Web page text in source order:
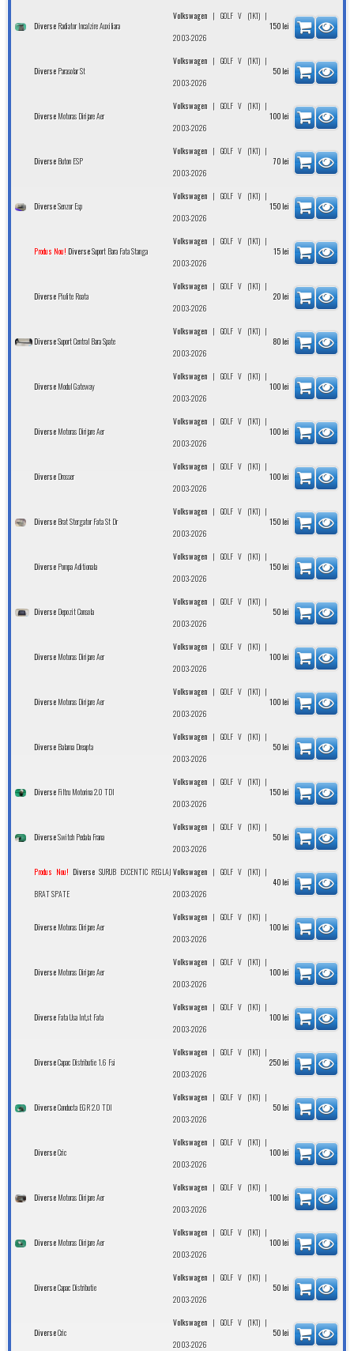
Diverse Radiator Incalzire Auxiliara
Volkswagen | GOLF V (1K1)|
2003-2026
150 lei
Diverse Parasolar St
Volkswagen | GOLF V (1K1)|
2003-2026
50 lei
Diverse Motoras Dirijare Aer
Volkswagen | GOLF V (1K1)|
2003-2026
100 lei
Diverse Buton ESP
Volkswagen | GOLF V (1K1)|
2003-2026
70 lei
DiverseSenzor Esp
Volkswagen | GOLF V (1K1)|
2003-2026
150 lei
Produs Nou! DiverseSuport Bara Fata Stanga
Volkswagen | GOLF V (1K1)|
2003-2026
15 lei
Diverse Piulite Roata
Volkswagen | GOLF V (1K1)|
2003-2026
20 lei
DiverseSuport Central Bara Spate
Volkswagen | GOLF V (1K1)|
2003-2026
80 lei
Diverse Modul Gateway
Volkswagen | GOLF V (1K1)|
2003-2026
100 lei
Diverse Motoras Dirijare Aer
Volkswagen | GOLF V (1K1)|
2003-2026
100 lei
Diverse Drosser
Volkswagen | GOLF V (1K1)|
2003-2026
100 lei
Diverse Brat Stergator Fata St Dr
Volkswagen | GOLF V (1K1)|
2003-2026
150 lei
Diverse Pompa Aditionala
Volkswagen | GOLF V (1K1)|
2003-2026
150 lei
Diverse Depozit Consola
Volkswagen | GOLF V (1K1)|
2003-2026
50 lei
Diverse Motoras Dirijare Aer
Volkswagen | GOLF V (1K1)|
2003-2026
100 lei
Diverse Motoras Dirijare Aer
Volkswagen | GOLF V (1K1)|
2003-2026
100 lei
Diverse Balama Dreapta
Volkswagen | GOLF V (1K1)|
2003-2026
50 lei
Diverse Filtru Motorina 2.0 TDI
Volkswagen | GOLF V (1K1)|
2003-2026
150 lei
DiverseSwitch Pedala Frana
Volkswagen | GOLF V (1K1)|
2003-2026
50 lei
Produs Nou! Diverse SURUB EXCENTIC REGLAJ
BRAT SPATE
Volkswagen | GOLF V (1K1)|
2003-2026
40 lei
Diverse Motoras Dirijare Aer
Volkswagen | GOLF V (1K1)|
2003-2026
100 lei
Diverse Motoras Dirijare Aer
Volkswagen | GOLF V (1K1)|
2003-2026
100 lei
Diverse Fata Usa Int,st Fata
Volkswagen | GOLF V (1K1)|
2003-2026
100 lei
DiverseCapac Distributie 1.6 Fsi
Volkswagen | GOLF V (1K1)|
2003-2026
250 lei
DiverseConducta EGR 2.0 TDI
Volkswagen | GOLF V (1K1)|
2003-2026
50 lei
DiverseCric
Volkswagen | GOLF V (1K1)|
2003-2026
100 lei
Diverse Motoras Dirijare Aer
Volkswagen | GOLF V (1K1)|
2003-2026
100 lei
Diverse Motoras Dirijare Aer
Volkswagen | GOLF V (1K1)|
2003-2026
100 lei
DiverseCapac Distributie
Volkswagen | GOLF V (1K1)|
2003-2026
50 lei
DiverseCric
Volkswagen | GOLF V (1K1)|
2003-2026
50 lei